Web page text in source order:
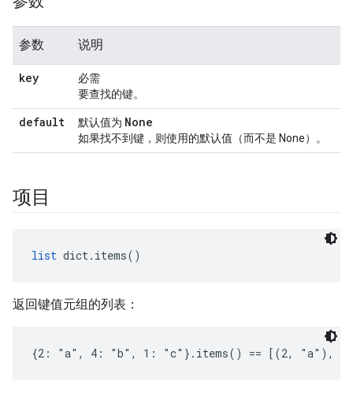
参数 说明
key
必需
要查找的键。
default 默认值为 None
如果找不到键，则使用的默认值（而不是 None）。
项目
list dict.items()
返回键值元组的列表：
{2: "a", 4: "b", 1: "c"}.items() == [(2, "a"),